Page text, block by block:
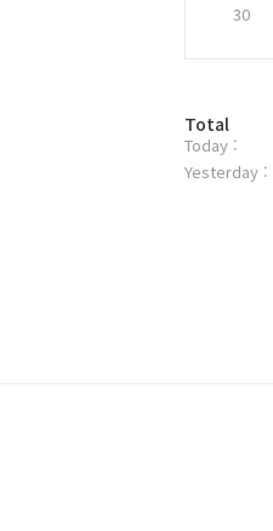
30
방
문
자
Total
Today :
Yesterday :